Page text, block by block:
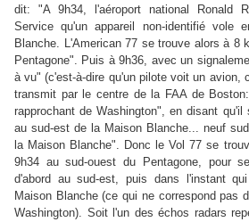
dit: "A 9h34, l'aéroport national Ronald
Service qu'un appareil non-identifié vole
Blanche. L'American 77 se trouve alors à 8
Pentagone". Puis à 9h36, avec un
à vu" (c'est-à-dire qu'un pilote voit un avion,
transmit par le centre de la FAA de
rapprochant de Washington", en disant
au sud-est de la Maison Blanche... neuf
la Maison Blanche". Donc le Vol 77 se
9h34 au sud-ouest du Pentagone, pour
d'abord au sud-est, puis dans l'instant
Maison Blanche (ce qui ne correspond pas
Washington). Soit l'un des échos radars